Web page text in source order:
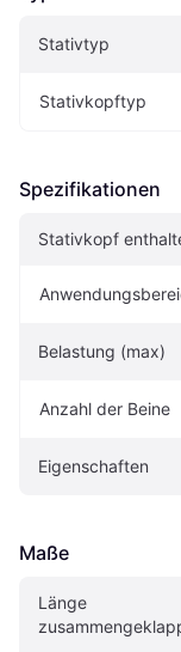
Stativtyp
Stativkopftyp
Spezifikationen
Stativkopf
Belastung (max)
Anzahl der Beine
Eigen­schaften
Maße
Länge